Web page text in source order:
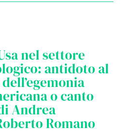
nel settore
antidoto al
o canto
Andrea
Romano